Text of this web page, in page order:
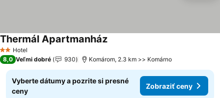
2 Počet hviezdičiek
Hotel
Thermál ApartmanházZobraziť ceny
8,0 Veľmi dobré 930 Komárom, 2.3 km >> Komárno
Vyberte dátumy a pozrite si presné
ceny
Zobraziť ceny